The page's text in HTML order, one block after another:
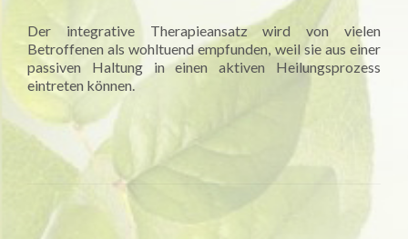
Der integrative Therapieansatz wird von vielen
Betroffenen als wohltuend empfunden, weil sie aus einer
passiven Haltung in einen aktiven Heilungsprozess
eintreten können.